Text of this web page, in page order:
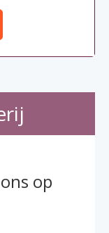
op